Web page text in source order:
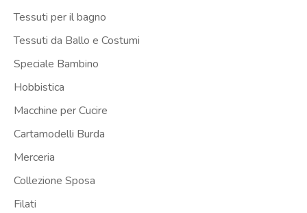
Tessuti per il bagno
Tessuti da Ballo e Costumi
Speciale Bambino
Hobbistica
Macchine per Cucire
Cartamodelli Burda
Merceria
Collezione Sposa
Filati